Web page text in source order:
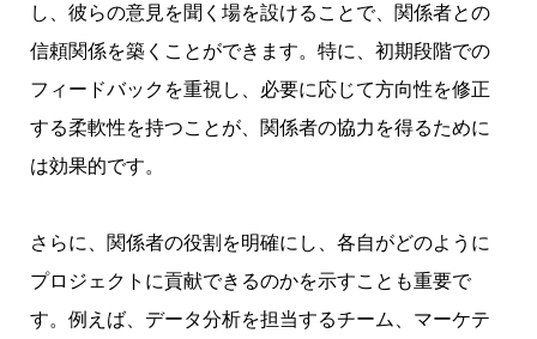
し、彼らの意見を聞く場を設けることで、関係者との
信頼関係を築くことができます。特に、初期段階での
フィードバックを重視し、必要に応じて方向性を修正
する柔軟性を持つことが、関係者の協力を得るために
は効果的です。
さらに、関係者の役割を明確にし、各自がどのように
プロジェクトに貢献できるのかを示すことも重要で
す。例えば、データ分析を担当するチーム、マーケテ